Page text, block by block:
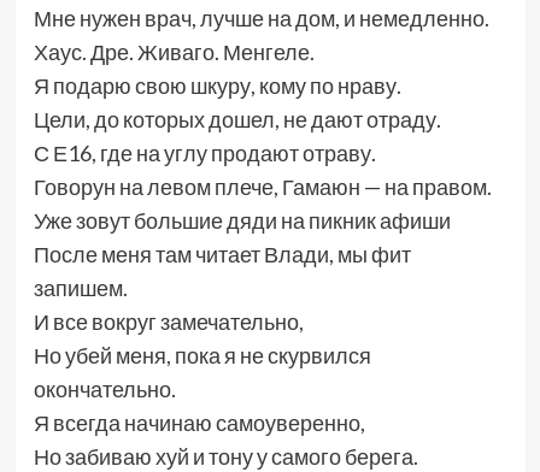
Мне нужен врач, лучше на дом, и немедленно.
Хаус. Дре. Живаго. Менгеле.
Я подарю свою шкуру, кому по нраву.
Цели, до которых дошел, не дают отраду.
С Е16, где на углу продают отраву.
Говорун на левом плече, Гамаюн — на правом.
Уже зовут большие дяди на пикник афиши
После меня там читает Влади, мы фит
запишем.
И все вокруг замечательно,
Но убей меня, пока я не скурвился
окончательно.
Я всегда начинаю самоуверенно,
Но забиваю хуй и тону у самого берега.